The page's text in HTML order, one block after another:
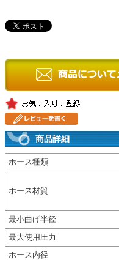
商品詳細
ホース種類
ホース材質
最小曲げ半径
最大使用圧力
ホース内径